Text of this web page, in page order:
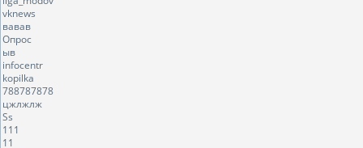
vknews
вавав
Опрос
ыв
infocentr
kopilka
788787878
цжлжлж
Ss
111
11